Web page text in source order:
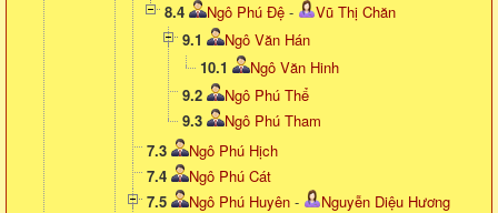
8.4
Ngô Phú Đệ -
Vũ Thị Chăn
9.1
Ngô Văn Hán
10.1
Ngô Văn Hinh
9.2
Ngô Phú Thể
9.3
Ngô Phú Tham
7.3
Ngô Phú Hịch
7.4
Ngô Phú Cát
7.5
Ngô Phú Huyên -
Nguyễn Diệu Hương